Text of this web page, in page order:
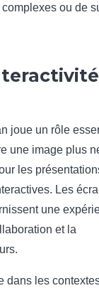
complexes ou de
joue un rôle
une image plus
les
Les
une
et la
dans les